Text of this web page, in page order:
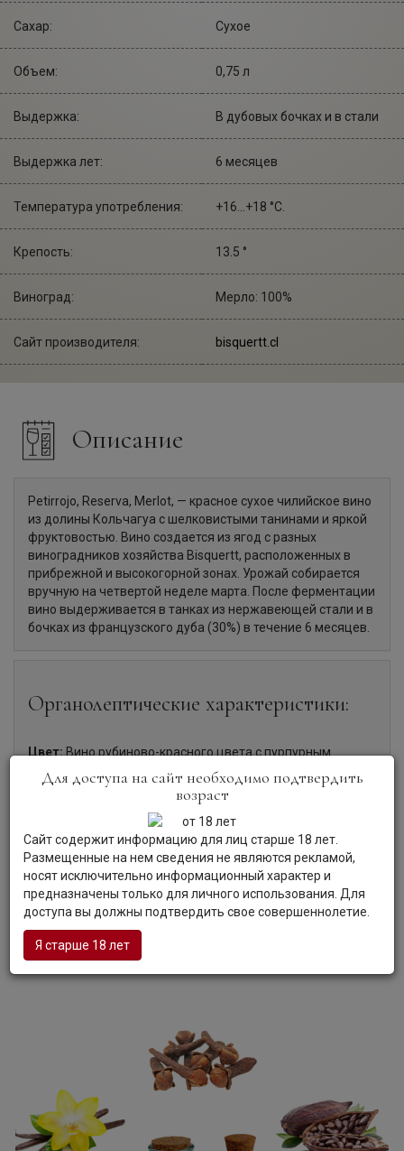
Сахар: Сухое
Объем: 0,75 л
Выдержка: В дубовых бочках и в стали
Выдержка лет: 6 месяцев
Температура употребления: +16...+18 °С.
Крепость: 13.5 °
Виноград: Мерло: 100%
Сайт производителя: bisquertt.cl
Описание
Petirrojo, Reserva, Merlot, — красное сухое чилийское вино
из долины Кольчагуа с шелковистыми танинами и яркой
фруктовостью. Вино создается из ягод с разных
виноградников хозяйства Bisquertt, расположенных в
прибрежной и высокогорной зонах. Урожай собирается
вручную на четвертой неделе марта. После ферментации
вино выдерживается в танках из нержавеющей стали и в
бочках из французского дуба (30%) в течение 6 месяцев.
Органолептические характеристики:
Цвет:Вино рубиново-красного цвета с пурпурным
оттенком.
Аромат:Приятный аромат вина демонстрирует едва
уловимые сладковатые нотки ежевики, соблазнительные
штрихи специй и намеки какао.
Вкус:Вкус вина — сочный и обволакивающий, с
изысканной танинностью, демонстрирующий штрихи
черных ягод, пышные тона спелых фруктов и намеки
сладких специй. В устойчивом послевкусии доминируют
полутона корицы, гвоздики и ванили.
Гастрономия:Вино сочетается с ризотто, рагу,
запеканкой и пастой с легкими соусами.
Для доступа на сайт необходимо подтвердить
возраст
Сайт содержит информацию для лиц старше 18 лет.
Размещенные на нем сведения не являются рекламой,
носят исключительно информационный характер и
предназначены только для личного использования. Для
доступа вы должны подтвердить свое совершеннолетие.
Я старше 18 лет